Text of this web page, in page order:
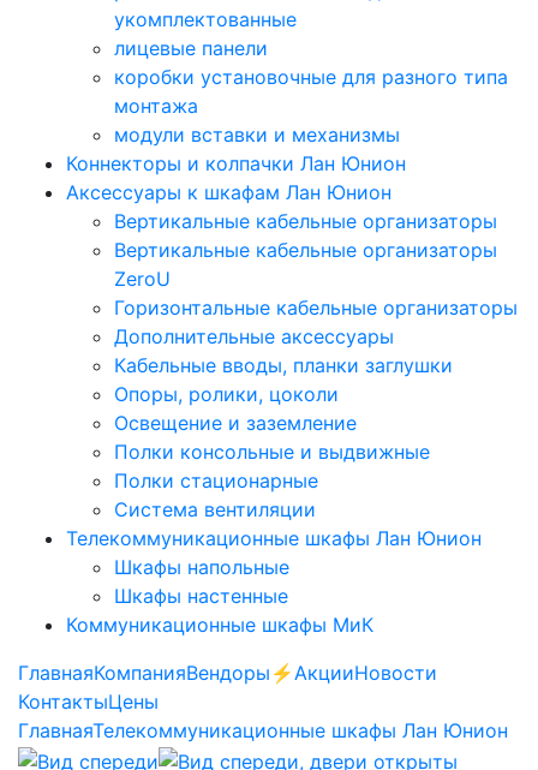
укомплектованные
лицевые панели
коробки установочные для разного типа
монтажа
модули вставки и механизмы
Коннекторы и колпачки Лан Юнион
Аксессуары к шкафам Лан Юнион
Вертикальные кабельные организаторы
Вертикальные кабельные организаторы
ZeroU
Горизонтальные кабельные организаторы
Дополнительные аксессуары
Кабельные вводы, планки заглушки
Опоры, ролики, цоколи
Освещение и заземление
Полки консольные и выдвижные
Полки стационарные
Система вентиляции
Телекоммуникационные шкафы Лан Юнион
Шкафы напольные
Шкафы настенные
Коммуникационные шкафы МиК
ГлавнаяКомпанияВендоры ⚡️АкцииНовости
КонтактыЦены
ГлавнаяТелекоммуникационные шкафы Лан Юнион